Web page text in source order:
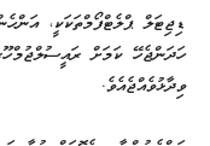
ޑިޖިޓަލް ޕްލެޓްފޯމްތަކަކީ،
ހަދަންޖެހޭ ކަމަށް
ވިދާޅުވެއްޖެއެވެ.